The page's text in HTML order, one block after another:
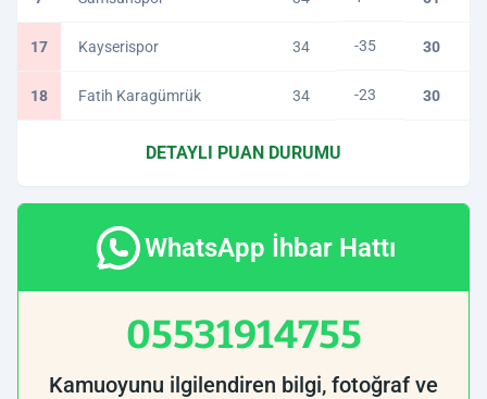
17 Kayserispor 34 -35 30
18 Fatih Karagümrük 34 -23 30
DETAYLI PUAN DURUMU
WhatsApp İhbar Hattı
05531914755
Kamuoyunu ilgilendiren bilgi, fotoğraf ve